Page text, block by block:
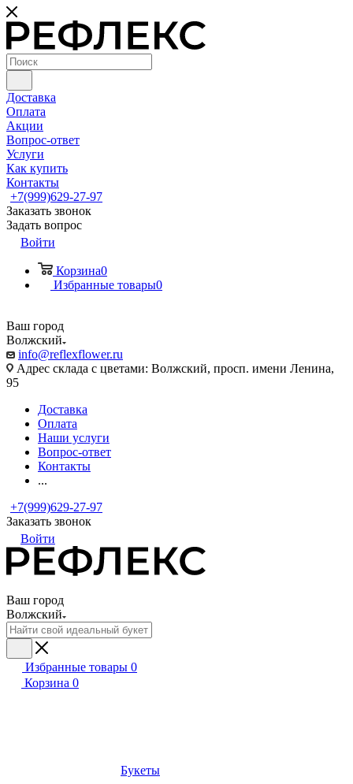
Доставка
Оплата
Акции
Вопрос-ответ
Услуги
Как купить
Контакты
+7(999)629-27-97
Заказать звонок
Задать вопрос
Войти
Корзина0
Избранные товары0
Ваш город
Волжский
info@reflexflower.ru
Адрес склада с цветами: Волжский, просп. имени Ленина,
95
Доставка
Оплата
Наши услуги
Вопрос-ответ
Контакты
...
+7(999)629-27-97
Заказать звонок
Войти
Ваш город
Волжский
Избранные товары 0
Корзина 0
Букеты